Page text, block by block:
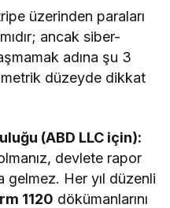
üzerinden paraları
ancak siber-
adına şu 3
düzeyde dikkat
(ABD LLC için):
devlete rapor
gelmez. Her yıl düzenli
1120 dökümanlarını